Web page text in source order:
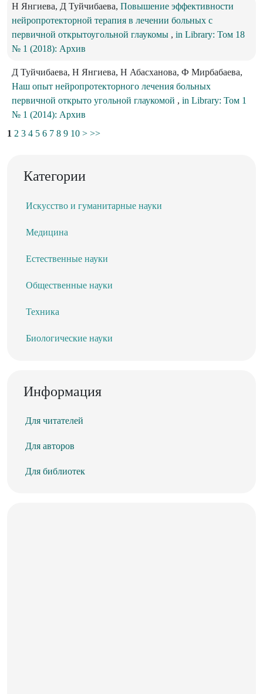
Н Янгиева, Д Туйчибаева, Повышение эффективности
нейропротекторной терапия в лечении больных с
первичной открытоугольной глаукомы , in Library: Том 18
№ 1 (2018): Архив
Д Туйчибаева, Н Янгиева, Н Абасханова, Ф Мирбабаева,
Наш опыт нейропротекторного лечения больных
первичной открыто угольной глаукомой , in Library: Том 1
№ 1 (2014): Архив
1 2 3 4 5 6 7 8 9 10 > >>
Категории
Искусство и гуманитарные науки
Медицина
Естественные науки
Общественные науки
Техника
Биологические науки
Информация
Для читателей
Для авторов
Для библиотек